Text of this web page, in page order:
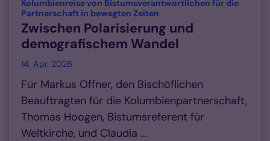
Kolumbienreise von Bistumsverantwortlichen für die
Partnerschaft in bewegten Zeiten
Zwischen Polarisierung und
demografischem Wandel
14. Apr. 2026
Für Markus Offner, den Bischöflichen
Beauftragten für die Kolumbienpartnerschaft,
Thomas Hoogen, Bistumsreferent für
Weltkirche, und Claudia ...